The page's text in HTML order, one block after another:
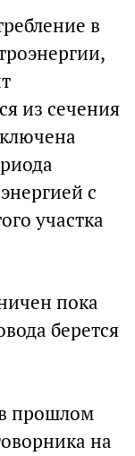
в
из сечения
с
участка
пока
берется
прошлом
на